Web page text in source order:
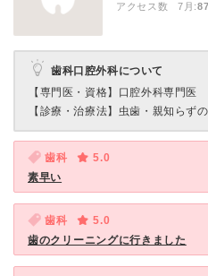
アクセス数 7月:87
歯科口腔外科について
【専門医・資格】 口腔外科専門医
【診療・治療法】 虫歯・親知らず
歯科
5.0
素早い
歯科
5.0
歯のクリーニングに行きました